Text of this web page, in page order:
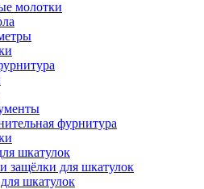
молотки
фурнитура
шкатулок
защёлки для шкатулок
шкатулок